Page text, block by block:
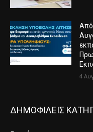
Από
4
ΔΗΜΟΦΙΛΕΙΣ